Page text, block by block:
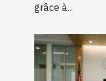
grâce à...